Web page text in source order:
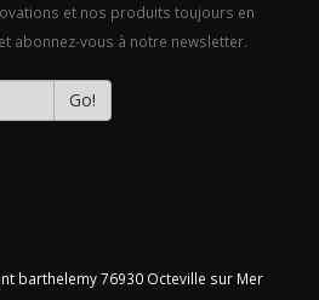
et nos produits toujours en
abonnez-vous à notre newsletter.
Go!
barthelemy76930 Octeville sur Mer